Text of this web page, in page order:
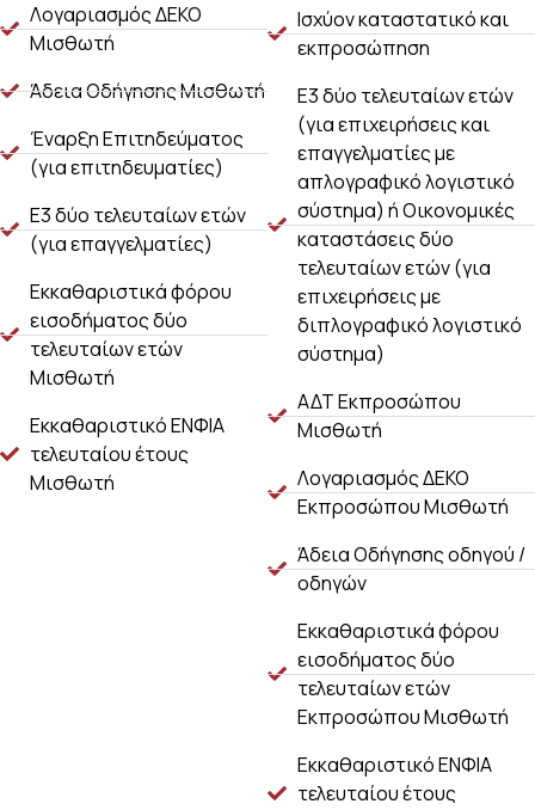
Λογαριασμός ΔΕΚΟ
Μισθωτή
Άδεια Οδήγησης Μισθωτή
Έναρξη Επιτηδεύματος
(για επιτηδευματίες)
Ε3 δύο τελευταίων ετών
(για επαγγελματίες)
Εκκαθαριστικά φόρου
εισοδήματος δύο
τελευταίων ετών
Μισθωτή
Εκκαθαριστικό ΕΝΦΙΑ
τελευταίου έτους
Μισθωτή
Ισχύον καταστατικό και
εκπροσώπηση
Ε3 δύο τελευταίων ετών
(για επιχειρήσεις και
επαγγελματίες με
απλογραφικό λογιστικό
σύστημα) ή Οικονομικές
καταστάσεις δύο
τελευταίων ετών (για
επιχειρήσεις με
διπλογραφικό λογιστικό
σύστημα)
ΑΔΤ Εκπροσώπου
Μισθωτή
Λογαριασμός ΔΕΚΟ
Εκπροσώπου Μισθωτή
Άδεια Οδήγησης οδηγού /
οδηγών
Εκκαθαριστικά φόρου
εισοδήματος δύο
τελευταίων ετών
Εκπροσώπου Μισθωτή
Εκκαθαριστικό ΕΝΦΙΑ
τελευταίου έτους